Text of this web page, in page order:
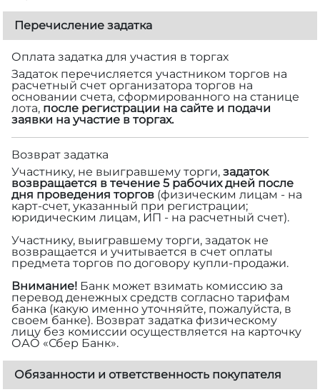
Перечисление задатка
Оплата задатка для участия в торгах
Задаток перечисляется участником торгов на
расчетный счет организатора торгов на
основании счета, сформированного на станице
лота, после регистрации на сайте и подачи
заявки на участие в торгах.
Возврат задатка
Участнику, не выигравшему торги, задаток
возвращается в течение 5 рабочих дней после
дня проведения торгов (физическим лицам - на
карт-счет, указанный при регистрации;
юридическим лицам, ИП - на расчетный счет).
Участнику, выигравшему торги, задаток не
возвращается и учитывается в счет оплаты
предмета торгов по договору купли-продажи.
Внимание! Банк может взимать комиссию за
перевод денежных средств согласно тарифам
банка (какую именно уточняйте, пожалуйста, в
своем банке). Возврат задатка физическому
лицу без комиссии осуществляется на карточку
ОАО «Сбер Банк».
Обязанности и ответственность покупателя